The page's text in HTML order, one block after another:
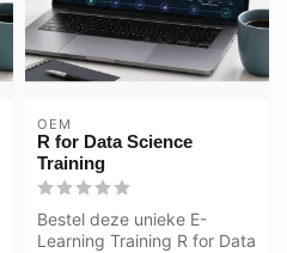
OEM
R for Data Science
Training
Bestel deze unieke E-
Learning Training R for Data